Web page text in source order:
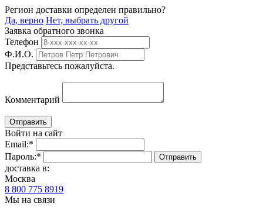
Регион доставки определен правильно?
Да, верно Нет, выбрать другой
Заявка обратного звонка
Телефон
Ф.И.О.
Представьтесь пожалуйста.
Комментарий
Войти на сайт
Email:*
Пароль:*
доставка в:
Москва
8 800 775 8919
Мы на связи